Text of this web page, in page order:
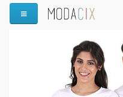
Menüyü Aç